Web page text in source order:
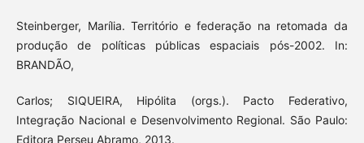
Steinberger, Marília. Território e federação na retomada da
produção de políticas públicas espaciais pós-2002. In:
BRANDÃO,
Carlos; SIQUEIRA, Hipólita (orgs.). Pacto Federativo,
Integração Nacional e Desenvolvimento Regional. São Paulo:
Editora Perseu Abramo, 2013.